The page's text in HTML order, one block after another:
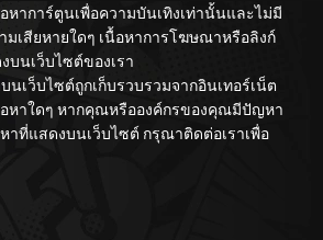
10/24/2024
10/24/2024
10/24/2024
หาการ์ตูนเพื่อความบันเทิงเท่านั้นและไม่มี
เสียหายใดๆ เนื้อหาการโฆษณาหรือลิงก์
นเว็บไซต์ของเรา
เว็บไซต์ถูกเก็บรวบรวมจากอินเทอร์เน็ต
อหาใดๆ หากคุณหรือองค์กรของคุณมีปัญหา
าที่แสดงบนเว็บไซต์ กรุณาติดต่อเราเพื่อ